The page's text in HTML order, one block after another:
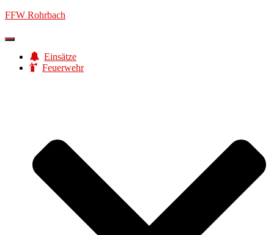
FFW Rohrbach
Navigation
umschaltenEinsätze
Feuerwehr